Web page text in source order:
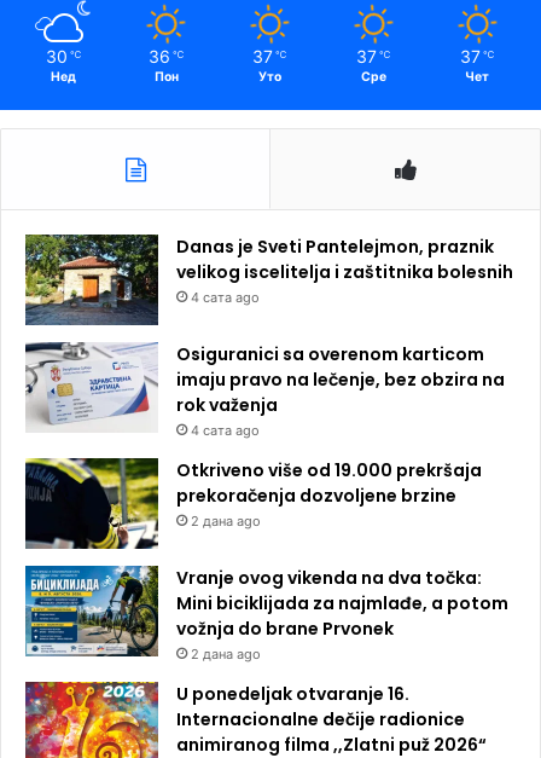
30 ℃
Нед
36 ℃
Пон
37 ℃
Уто
37 ℃
Сре
37 ℃
Чет
Danas je Sveti Pantelejmon, praznik
velikog iscelitelja i zaštitnika bolesnih
4 сата ago
Osiguranici sa overenom karticom
imaju pravo na lečenje, bez obzira na
rok važenja
4 сата ago
Otkriveno više od 19.000 prekršaja
prekoračenja dozvoljene brzine
2 дана ago
Vranje ovog vikenda na dva točka:
Mini biciklijada za najmlađe, a potom
vožnja do brane Prvonek
2 дана ago
U ponedeljak otvaranje 16.
Internacionalne dečije radionice
animiranog filma ,,Zlatni puž 2026“